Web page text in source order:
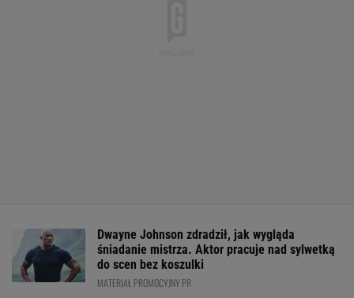
Dwayne Johnson zdradził, jak wygląda
śniadanie mistrza. Aktor pracuje nad sylwetką
do scen bez koszulki
MATERIAŁ PROMOCYJNY PR